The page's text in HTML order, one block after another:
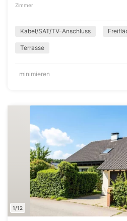
Zimmer
Kabel/SAT/TV-Anschluss
Terrasse
minimieren
1/12